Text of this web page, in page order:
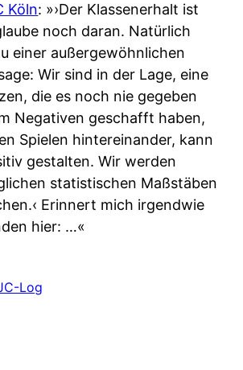
Köln: »›Der Klassenerhalt ist
noch daran. Natürlich
einer außergewöhnlichen
Wir sind in der Lage, eine
die es noch nie gegeben
Negativen geschafft haben,
Spielen hintereinander, kann
gestalten. Wir werden
statistischen Maßstäben
Erinnert mich irgendwie
hier: …«
Log